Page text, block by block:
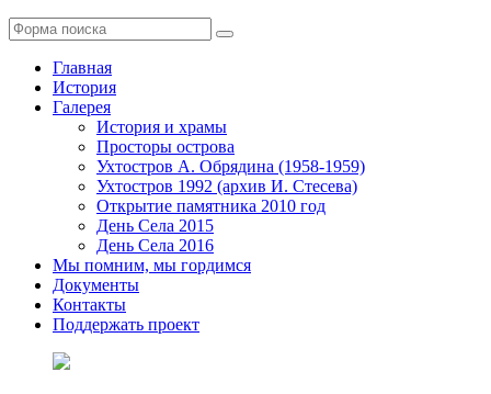
Поиск
Главная
История
Галерея
История и храмы
Просторы острова
Ухтостров А. Обрядина (1958-1959)
Ухтостров 1992 (архив И. Стесева)
Открытие памятника 2010 год
День Села 2015
День Села 2016
Мы помним, мы гордимся
Документы
Контакты
Поддержать проект